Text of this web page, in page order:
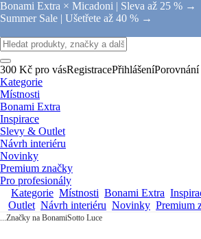
Bonami Extra × Micadoni | Sleva až 25 % →
Summer Sale | Ušetřete až 40 % →
300 Kč pro vásRegistracePřihlášeníPorovnání
Kategorie
Místnosti
Bonami Extra
Inspirace
Slevy & Outlet
Návrh interiéru
Novinky
Premium značky
Pro profesionály
Kategorie Místnosti Bonami Extra
Outlet Návrh interiéru Novinky Premium
...Značky na BonamiSotto Luce